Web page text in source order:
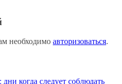
необходимо авторизоваться.